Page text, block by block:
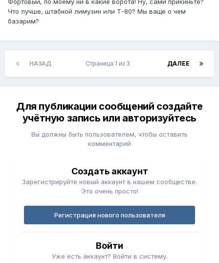
Фортовый, по моему ни в какие ворота! Ну, сами прикиньте?
Что лучше, штабной лимузин или Т-80? Мы ваще о чем
базарим?
НАЗАД ДАЛЕЕ
Страница 1 из 3
Для публикации сообщений создайте
учётную запись или авторизуйтесь
Вы должны быть пользователем, чтобы оставить
комментарий
Создать аккаунт
Зарегистрируйте новый аккаунт в нашем сообществе.
Это очень просто!
Регистрация нового пользователя
Войти
Уже есть аккаунт? Войти в систему.